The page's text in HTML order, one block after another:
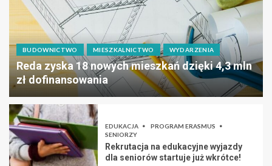
BUDOWNICTWO MIESZKALNICTWO WYDARZENIA
Reda zyska 18 nowych mieszkań dzięki 4,3 mln
zł dofinansowania
EDUKACJA
PROGRAM ERASMUS
SENIORZY
Rekrutacja na edukacyjne wyjazdy
dla seniorów startuje już wkrótce!